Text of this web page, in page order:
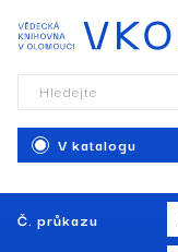
Č. průkazu
Hledejte
V katalogu